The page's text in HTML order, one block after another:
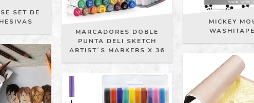
SET DE
MARCADORES DOBLE
PUNTA DELI SKETCH
ARTIST´S MARKERS X 36
MICKEY